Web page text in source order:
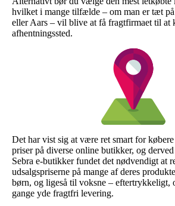
hvilket i mange tilfælde – om man er tæt
eller Aars – vil blive at få fragtfirmaet til at
afhentningssted.
Det har vist sig at være ret smart for
priser på diverse online butikker, og
Sebra e-butikker fundet det nødvendigt at
udsalgspriserne på mange af deres
børn, og ligeså til voksne – eftertrykkeligt,
gange yde fragtfri levering.